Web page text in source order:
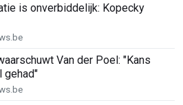
is onverbiddelijk: Kopecky
Van der Poel: "Kans
gehad"